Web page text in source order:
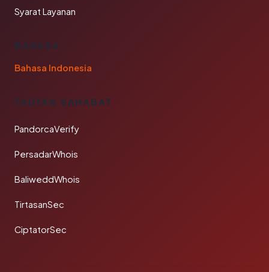
Syarat Layanan
BAHASA
Bahasa Indonesia
TAUTAN SAHABAT
PandorcaVerify
PersadarWhois
BaliweddWhois
TirtasanSec
CiptatorSec